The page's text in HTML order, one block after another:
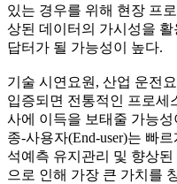
있는 경우를 위해 현장 프
상된 데이터의 가시성을
답터가 될 가능성이 높다.
기술 시연요원, 산업 운전
입증되면 전통적인 프로세
사에 이득을 보태줄 가능
종-사용자(End-user)는 빠
석예측 유지관리 및 향상
으로 인해 가장 큰 가치를